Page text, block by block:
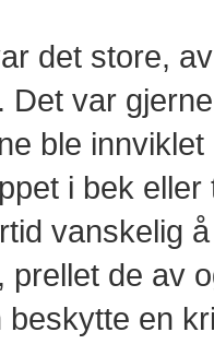
det store,
Det var
ble
i bek
vanskelig
prellet de av
beskytte en